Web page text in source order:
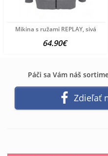
Mikina s ružami REPLAY, sivá
64.90€
Páči sa Vám náš
Zdieľať